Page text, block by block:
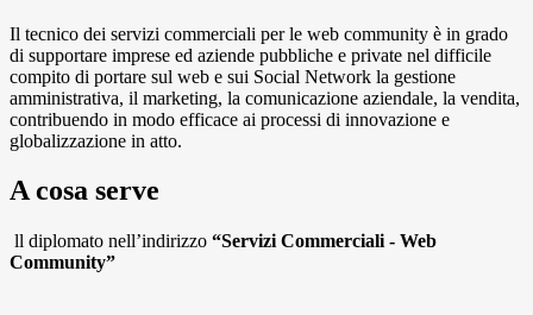
Il tecnico dei servizi commerciali per le web community è in grado
di supportare imprese ed aziende pubbliche e private nel difficile
compito di portare sul web e sui Social Network la gestione
amministrativa, il marketing, la comunicazione aziendale, la vendita,
contribuendo in modo efficace ai processi di innovazione e
globalizzazione in atto.
A cosa serve
ll diplomato nell’indirizzo “Servizi Commerciali - Web
Community”